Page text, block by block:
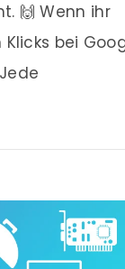
🙌 Wenn ihr
bei